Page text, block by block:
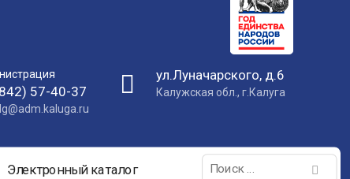
57-40-37
ул.Луначарского, д.6
Калужская обл., г.Калуга
Электронный каталог
Поиск: